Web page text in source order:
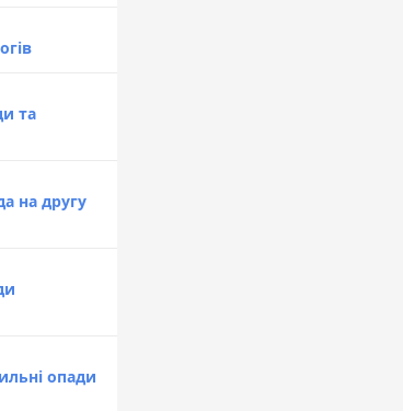
та
на другу
опади